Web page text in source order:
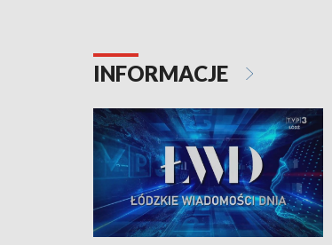
INFORMACJE